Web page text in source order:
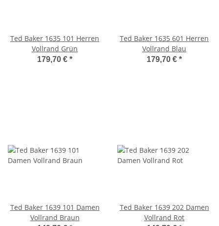
Ted Baker 1635 101 Herren
Vollrand Grün
179,70 € *
Ted Baker 1635 601 Herren
Vollrand Blau
179,70 € *
Ted Baker 1639 101 Damen
Vollrand Braun
Ted Baker 1639 202 Damen
Vollrand Rot